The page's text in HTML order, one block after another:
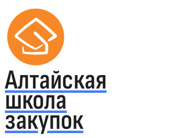
Алтайская
школа
закупок